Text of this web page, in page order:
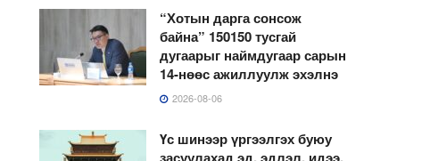
“Хотын дарга сонсож
байна” 150150 тусгай
дугаарыг наймдугаар сарын
14-нөөс ажиллуулж эхэлнэ
2026-08-06
Үс шинээр үргээлгэх буюу